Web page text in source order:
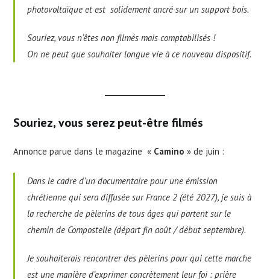
photovoltaïque et est solidement ancré sur un support bois.
Souriez, vous n’êtes non filmés mais comptabilisés !
On ne peut que souhaiter longue vie à ce nouveau dispositif.
Souriez, vous serez peut-être filmés
Annonce parue dans le magazine « Camino» de juin :
Dans le cadre d’un documentaire pour une émission
chrétienne qui sera diffusée sur France 2 (été 2027), je suis à
la recherche de pèlerins de tous âges qui partent sur le
chemin de Compostelle (départ fin août / début septembre).
Je souhaiterais rencontrer des pèlerins pour qui cette marche
est une manière d’exprimer concrètement leur foi : prière